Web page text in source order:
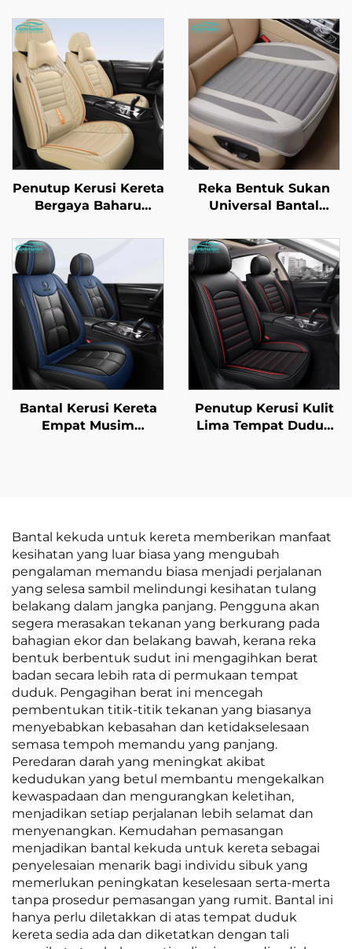
Penutup Kerusi Kereta
Bergaya Baharu
Dilengkungkan Penuh
Bahan Sutera Anti
Letupan Bahagian
Depan Diperbuat
Daripada Kulit
Reka Bentuk Sukan
Universal Bantal
Sekeping dengan Ciri
Penyejuk dan Urut
Kain Linen untuk
Musim Bunga dan
Musim Panas Sesuai
Mazda
Bantal Kerusi Kereta
Empat Musim
Penutup Kerusi Kulit
Lima Tempat Duduk
Sempadan
Bantal kekuda untuk kereta memberikan manfaat
kesihatan yang luar biasa yang mengubah
pengalaman memandu biasa menjadi perjalanan
yang selesa sambil melindungi kesihatan tulang
belakang dalam jangka panjang. Pengguna akan
segera merasakan tekanan yang berkurang pada
bahagian ekor dan belakang bawah, kerana reka
bentuk berbentuk sudut ini mengagihkan berat
badan secara lebih rata di permukaan tempat
duduk. Pengagihan berat ini mencegah
pembentukan titik-titik tekanan yang biasanya
menyebabkan kebasahan dan ketidakselesaan
semasa tempoh memandu yang panjang.
Peredaran darah yang meningkat akibat
kedudukan yang betul membantu mengekalkan
kewaspadaan dan mengurangkan keletihan,
menjadikan setiap perjalanan lebih selamat dan
menyenangkan. Kemudahan pemasangan
menjadikan bantal kekuda untuk kereta sebagai
penyelesaian menarik bagi individu sibuk yang
memerlukan peningkatan keselesaan serta-merta
tanpa prosedur pemasangan yang rumit. Bantal ini
hanya perlu diletakkan di atas tempat duduk
kereta sedia ada dan diketatkan dengan tali